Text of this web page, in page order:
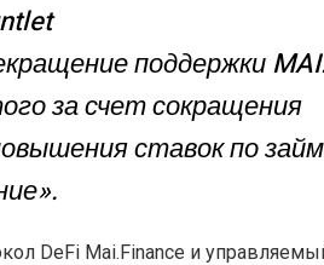
поддержки
за счет сокращения
ставок по
DeFi Mai.Finance и